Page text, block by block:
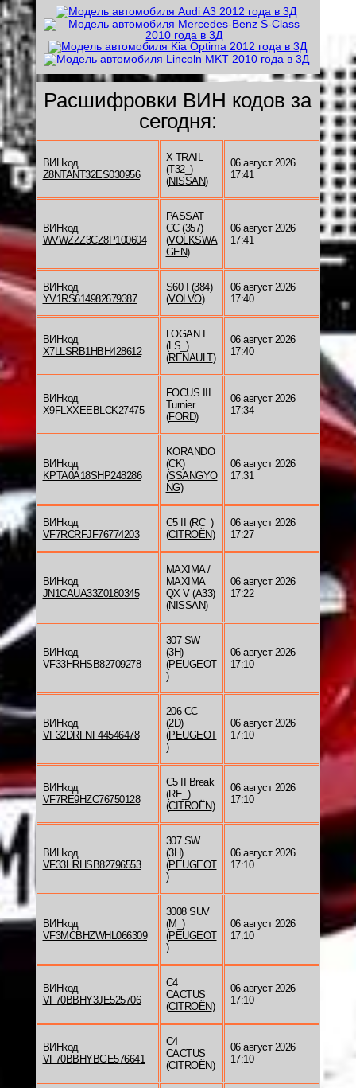
Расшифровки ВИН кодов за
сегодня:
ВИНкод
Z8NTANT32ES030956
X-TRAIL
(T32_)
(NISSAN)
06 август 2026
17:41
ВИНкод
WVWZZZ3CZ8P100604
PASSAT
CC (357)
(VOLKSWA
GEN)
06 август 2026
17:41
ВИНкод
YV1RS614982679387
S60 I (384)
(VOLVO)
06 август 2026
17:40
ВИНкод
X7LLSRB1HBH428612
LOGAN I
(LS_)
(RENAULT)
06 август 2026
17:40
ВИНкод
X9FLXXEEBLCK27475
FOCUS III
Turnier
(FORD)
06 август 2026
17:34
ВИНкод
KPTA0A18SHP248286
KORANDO
(CK)
(SSANGYO
NG)
06 август 2026
17:31
ВИНкод
VF7RCRFJF76774203
C5 II (RC_)
(CITROËN)
06 август 2026
17:27
ВИНкод
JN1CAUA33Z0180345
MAXIMA /
MAXIMA
QX V (A33)
(NISSAN)
06 август 2026
17:22
ВИНкод
VF33HRHSB82709278
307 SW
(3H)
(PEUGEOT
)
06 август 2026
17:10
ВИНкод
VF32DRFNF44546478
206 CC
(2D)
(PEUGEOT
)
06 август 2026
17:10
ВИНкод
VF7RE9HZC76750128
C5 II Break
(RE_)
(CITROËN)
06 август 2026
17:10
ВИНкод
VF33HRHSB82796553
307 SW
(3H)
(PEUGEOT
)
06 август 2026
17:10
ВИНкод
VF3MCBHZWHL066309
3008 SUV
(M_)
(PEUGEOT
)
06 август 2026
17:10
ВИНкод
VF70BBHY3JE525706
C4
CACTUS
(CITROËN)
06 август 2026
17:10
ВИНкод
VF70BBHYBGE576641
C4
CACTUS
(CITROËN)
06 август 2026
17:10